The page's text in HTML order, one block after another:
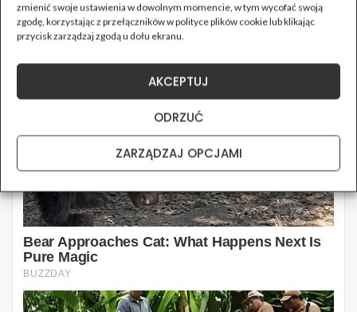
zmienić swoje ustawienia w dowolnym momencie, w tym wycofać swoją
zgodę, korzystając z przełączników w polityce plików cookie lub klikając
przycisk zarządzaj zgodą u dołu ekranu.
AKCEPTUJ
ODRZUĆ
ZARZĄDZAJ OPCJAMI